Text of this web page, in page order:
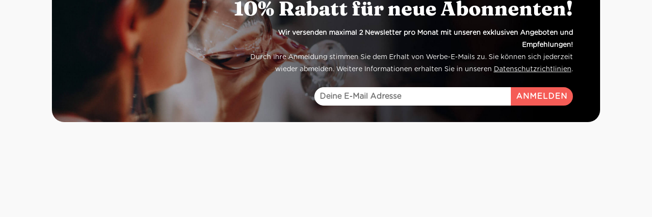
10% Rabatt für neue Abonnenten!
Wir versenden maximal 2 Newsletter pro Monat mit unseren exklusiven Angeboten und
Empfehlungen!
Durch Ihre Anmeldung stimmen Sie dem Erhalt von Werbe-E-Mails zu. Sie können sich jederzeit
wieder abmelden. Weitere Informationen erhalten Sie in unseren Datenschutzrichtlinien.